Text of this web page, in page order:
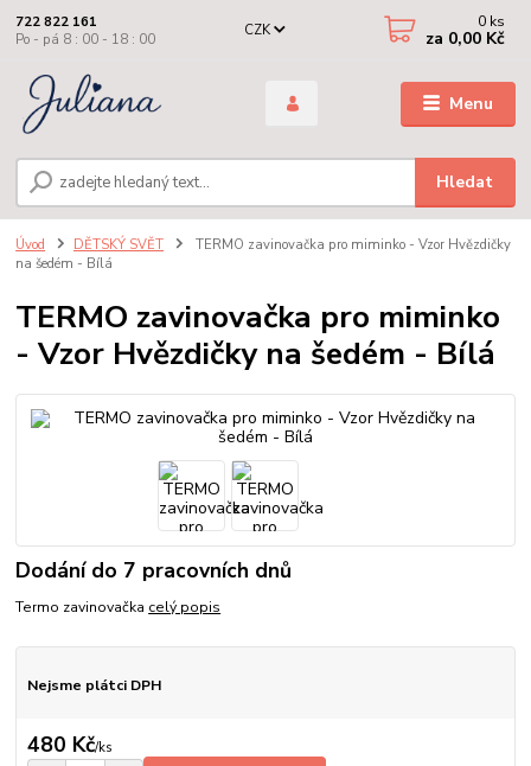
Menu
CZK
Hledat
722 822 161
Po - pá 8 : 00 - 18 : 00
0 ks
za 0,00 Kč
Úvod DĚTSKÝ SVĚT
TERMO zavinovačka pro miminko - Vzor Hvězdičky
na šedém - Bílá
TERMO zavinovačka pro miminko
- Vzor Hvězdičky na šedém - Bílá
Dodání do 7 pracovních dnů
Termo zavinovačka celý popis
Nejsme plátci DPH
480 Kč/ks